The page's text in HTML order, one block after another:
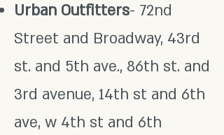
Urban Outfitters- 72nd
Street and Broadway, 43rd
st. and 5th ave., 86th st. and
3rd avenue, 14th st and 6th
ave, w 4th st and 6th